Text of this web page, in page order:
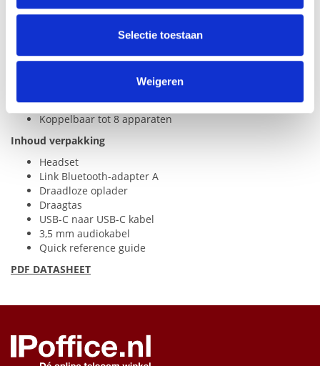
partners voor social media, adverteren en analyse. Deze
partners kunnen deze gegevens combineren met andere
Selectie toestaan
Weigeren
luisteren
Snellaadtechnologie. 5 uur batterijduur met slechts 5
Slaapstand
USB-C
Batterij verwisselbaar
Koppelbaar tot 8 apparaten
Inhoud verpakking
Headset
Link Bluetooth-adapter A
Draadloze oplader
Draagtas
USB-C naar USB-C kabel
3,5 mm audiokabel
Quick reference guide
PDF DATASHEET